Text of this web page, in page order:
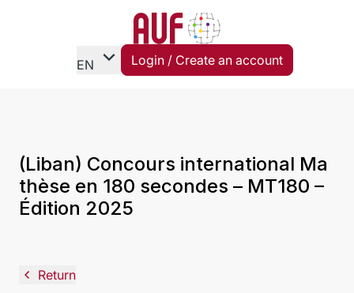
EN expand_more Login / Create an account
(Liban) Concours international Ma
thèse en 180 secondes – MT180 –
Édition 2025
navigate_before Return